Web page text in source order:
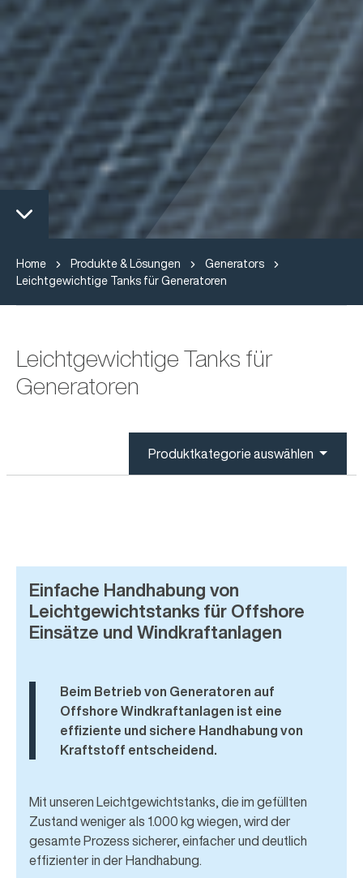
Home Produkte & Lösungen
Generators
Leichtgewichtige Tanks für Generatoren
Leichtgewichtige Tanks für
Generatoren
Produktkategorie auswählen
Einfache Handhabung von
Leichtgewichtstanks für Offshore
Einsätze und Windkraftanlagen
Beim Betrieb von Generatoren auf
Offshore Windkraftanlagen ist eine
effiziente und sichere Handhabung von
Kraftstoff entscheidend.
Mit unseren Leichtgewichtstanks, die im gefüllten
Zustand weniger als 1.000 kg wiegen, wird der
gesamte Prozess sicherer, einfacher und deutlich
effizienter in der Handhabung.